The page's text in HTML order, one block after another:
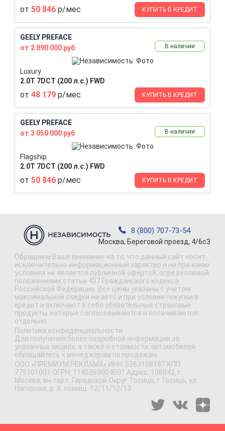
от 50 846 р/мес КУПИТЬ В КРЕДИТ
GEELY PREFACE
от 2 890 000 руб
В наличии
Luxury
2.0T 7DCT (200 л.с.) FWD
от 48 179 р/мес КУПИТЬ В КРЕДИТ
GEELY PREFACE
от 3 050 000 руб
В наличии
Flagship
2.0T 7DCT (200 л.с.) FWD
от 50 846 р/мес КУПИТЬ В КРЕДИТ
8 (800) 707-73-54
Москва, Береговой проезд, 4/6с3
Обращаем Ваше внимание на то, что данный сайт носит
исключительно информационный характер и ни при каких
условиях не является публичной офертой, определяемой
положениями статьи 437 Гражданского кодекса
Российской Федерации. Все цены указаны с учетом
максимальной скидки на авто и при условии покупки в
кредит и включают в себя обязательные страховые
продукты, которые согласовываются и оплачиваются
отдельно.
Политика конфиденциальности
Для получения более подробной информации об
указанных акциях, а также о стоимости автомобилей
обращайтесь к менеджерам по продажам.
ООО «ПРЕМИУМ РЕКЛАМА» ИНН: 5263108187 КПП:
775101001 ОГРН: 1145263004501 Адрес: 108842, г.
Москва, вн.тер.г. Городской Округ Троицк, г Троицк, ул
Нагорная, д. 8, помещ. 12/11/12/13